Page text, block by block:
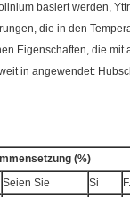
basiert werden,
die in den
Eigenschaften, die mit
in angewendet:
(%)
Seien Sie Si